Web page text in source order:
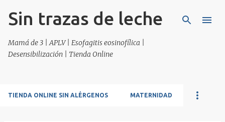
Ir al contenido principal
Sin trazas de leche
Mamá de 3 | APLV | Esofagitis eosinofílica |
Desensibilización | Tienda Online
TIENDA ONLINE SIN ALÉRGENOS MATERNIDAD